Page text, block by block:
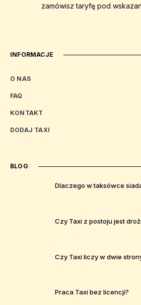
zamówisz taryfę pod
INFORMACJE
O NAS
FAQ
KONTAKT
DODAJ TAXI
BLOG
Dlaczego w taksówce
Czy Taxi z postoju jest
Czy Taxi liczy w dwie
Praca Taxi bez licencji?